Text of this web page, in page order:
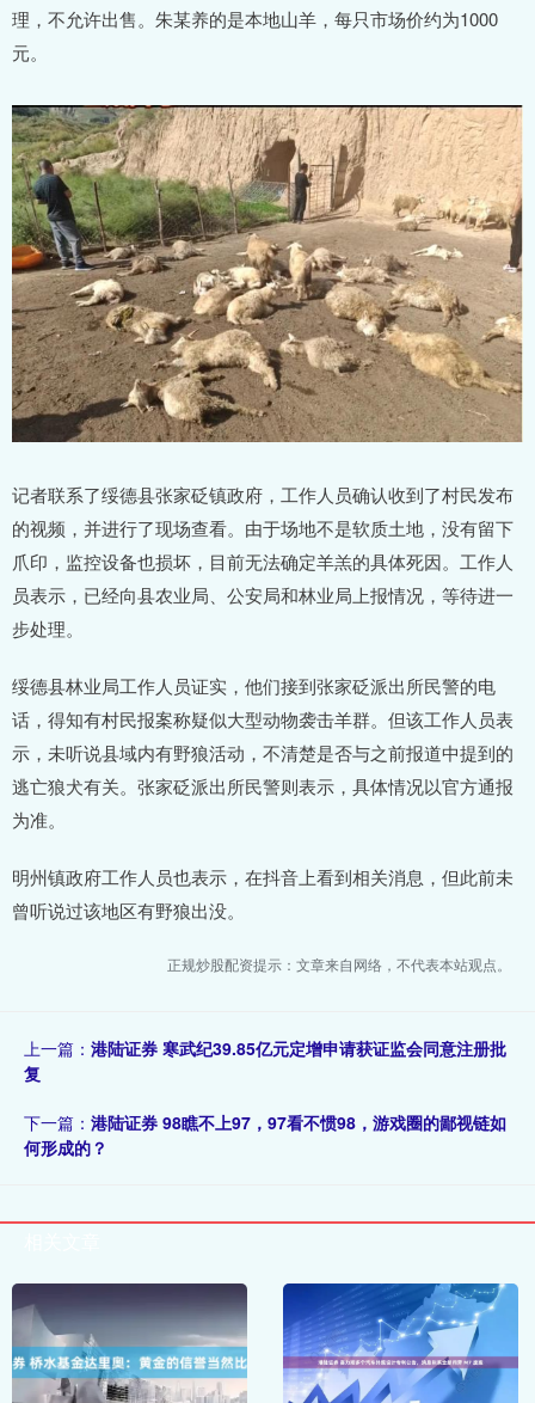
理，不允许出售。朱某养的是本地山羊，每只市场价约为1000
元。
记者联系了绥德县张家砭镇政府，工作人员确认收到了村民发布
的视频，并进行了现场查看。由于场地不是软质土地，没有留下
爪印，监控设备也损坏，目前无法确定羊羔的具体死因。工作人
员表示，已经向县农业局、公安局和林业局上报情况，等待进一
步处理。
绥德县林业局工作人员证实，他们接到张家砭派出所民警的电
话，得知有村民报案称疑似大型动物袭击羊群。但该工作人员表
示，未听说县域内有野狼活动，不清楚是否与之前报道中提到的
逃亡狼犬有关。张家砭派出所民警则表示，具体情况以官方通报
为准。
明州镇政府工作人员也表示，在抖音上看到相关消息，但此前未
曾听说过该地区有野狼出没。
正规炒股配资提示：文章来自网络，不代表本站观点。
上一篇： 港陆证券 寒武纪39.85亿元定增申请获证监会同意注册批
复
下一篇： 港陆证券 98瞧不上97，97看不惯98，游戏圈的鄙视链如
何形成的？